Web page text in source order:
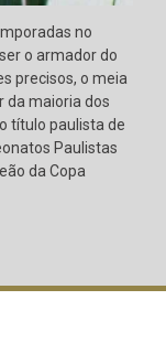
no
o armador do
precisos, o meia
da maioria dos
título paulista de
Paulistas
da Copa